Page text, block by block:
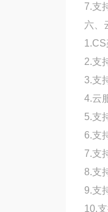
7.支
六、
2.支
3.支
4.云
5.支
6.支
7.支
8.支
9.支
10.